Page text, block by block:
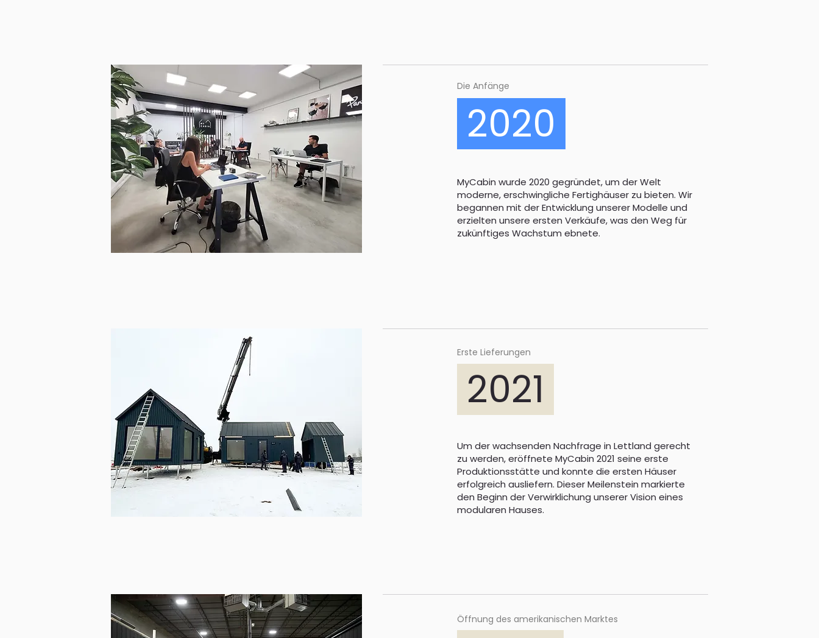
Die Anfänge
2020
MyCabin wurde 2020 gegründet, um der Welt
moderne, erschwingliche Fertighäuser zu bieten. Wir
begannen mit der Entwicklung unserer Modelle und
erzielten unsere ersten Verkäufe, was den Weg für
zukünftiges Wachstum ebnete.
Erste Lieferungen
2021
Um der wachsenden Nachfrage in Lettland gerecht
zu werden, eröffnete MyCabin 2021 seine erste
Produktionsstätte und konnte die ersten Häuser
erfolgreich ausliefern. Dieser Meilenstein markierte
den Beginn der Verwirklichung unserer Vision eines
modularen Hauses.
Öffnung des amerikanischen Marktes